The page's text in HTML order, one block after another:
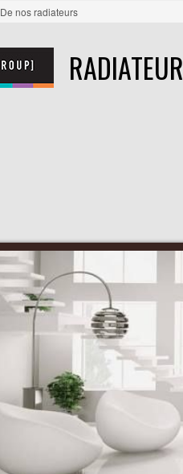
De nos radiateurs